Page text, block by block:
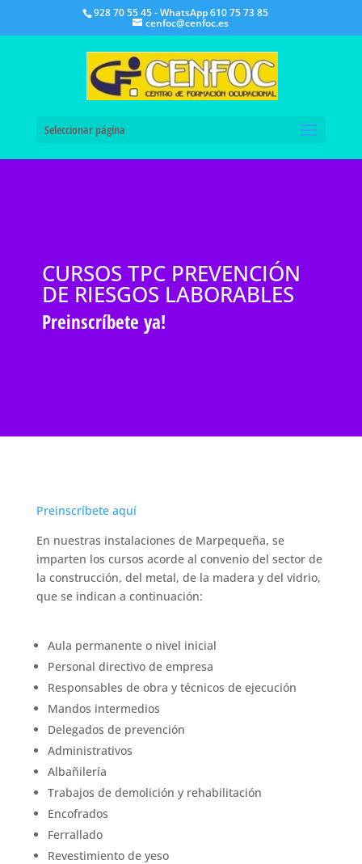
928 70 55 45 - WhatsApp 610 75 73 85
cenfoc@cenfoc.es
Seleccionar página
CURSOS TPC PREVENCIÓN
DE RIESGOS LABORABLES
Preinscríbete ya!
Preinscríbete aquí
En nuestras instalaciones de Marpequeña, se
imparten los cursos acorde al convenio del sector de
la construcción, del metal, de la madera y del vidrio,
que se indican a continuación:
Aula permanente o nivel inicial
Personal directivo de empresa
Responsables de obra y técnicos de ejecución
Mandos intermedios
Delegados de prevención
Administrativos
Albañilería
Trabajos de demolición y rehabilitación
Encofrados
Ferrallado
Revestimiento de yeso